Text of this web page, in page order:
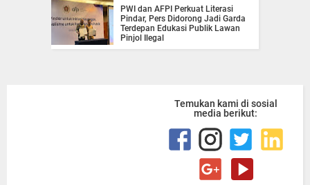
PWI dan AFPI Perkuat Literasi
Pindar, Pers Didorong Jadi Garda
Terdepan Edukasi Publik Lawan
Pinjol Ilegal
Temukan kami di sosial
media berikut: